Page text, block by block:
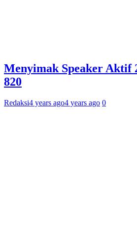
Menyimak Speaker Aktif
820
Redaksi4 years ago4 years ago 0